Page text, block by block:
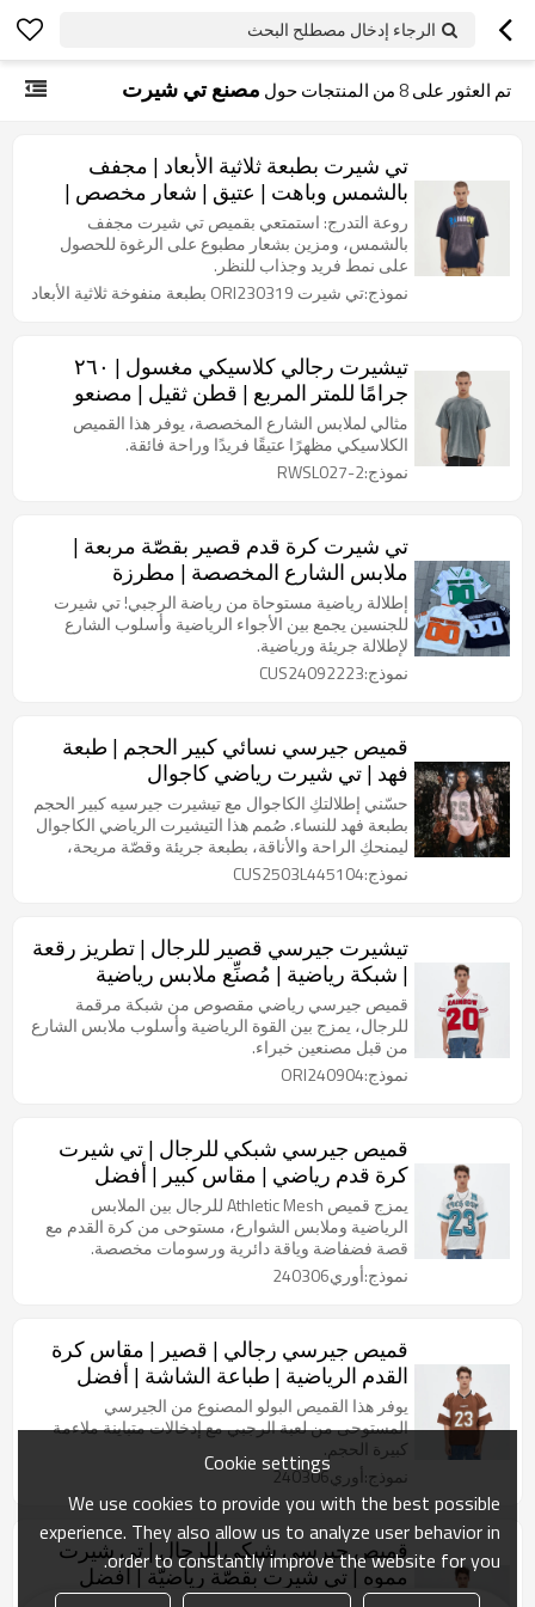
الرجاء إدخال مصطلح البحث
تم العثور على8من المنتجات حول مصنع تي شيرت
تي شيرت بطبعة ثلاثية الأبعاد | مجفف
بالشمس وباهت | عتيق | شعار مخصص |
مصنعو ملابس الشارع
روعة التدرج: استمتعي بقميص تي شيرت مجفف
بالشمس، ومزين بشعار مطبوع على الرغوة للحصول
على نمط فريد وجذاب للنظر.
نموذج:تي شيرت ORI230319 بطبعة منفوخة ثلاثية الأبعاد
تيشيرت رجالي كلاسيكي مغسول | ٢٦٠
جرامًا للمتر المربع | قطن ثقيل | مصنعو
ملابس الشارع
مثالي لملابس الشارع المخصصة، يوفر هذا القميص
الكلاسيكي مظهرًا عتيقًا فريدًا وراحة فائقة.
نموذج:RWSL027-2
تي شيرت كرة قدم قصير بقصّة مربعة |
ملابس الشارع المخصصة | مطرزة
برسومات جرافيكية | تي شيرتات شبكية
للجنسين
إطلالة رياضية مستوحاة من رياضة الرجبي! تي شيرت
للجنسين يجمع بين الأجواء الرياضية وأسلوب الشارع
لإطلالة جريئة ورياضية.
نموذج:CUS24092223
قميص جيرسي نسائي كبير الحجم | طبعة
فهد | تي شيرت رياضي كاجوال
حسّني إطلالتكِ الكاجوال مع تيشيرت جيرسيه كبير الحجم
بطبعة فهد للنساء. صُمم هذا التيشيرت الرياضي الكاجوال
ليمنحكِ الراحة والأناقة، بطبعة جريئة وقصّة مريحة،
مثالي لأي مناسبة.
نموذج:CUS2503L445104
تيشيرت جيرسي قصير للرجال | تطريز رقعة
| شبكة رياضية | مُصنِّع ملابس رياضية
مخصصة
قميص جيرسي رياضي مقصوص من شبكة مرقمة
للرجال، يمزج بين القوة الرياضية وأسلوب ملابس الشارع
من قبل مصنعين خبراء.
نموذج:ORI240904
قميص جيرسي شبكي للرجال | تي شيرت
كرة قدم رياضي | مقاس كبير | أفضل
مصنعي ملابس الشارعيمزج قميص Athletic Mesh للرجال بين الملابس
الرياضية وملابس الشوارع، مستوحى من كرة القدم مع
قصة فضفاضة وياقة دائرية ورسومات مخصصة.
نموذج:أوري240306
قميص جيرسي رجالي | قصير | مقاس كرة
القدم الرياضية | طباعة الشاشة | أفضل
مصنعي ملابس الشارع
يوفر هذا القميص البولو المصنوع من الجيرسي
المستوحى من لعبة الرجبي مع إدخالات متباينة ملاءمة
كبيرة الحجم.
نموذج:أوري240306
قميص جيرسي شبكي للرجال | تي شيرت
مموه | تي شيرت بقصّة رياضيّة | أفضل
Cookie settings
We use cookies to provide you with the best possible
experience. They also allow us to analyze user behavior in
order to constantly improve the website for you.